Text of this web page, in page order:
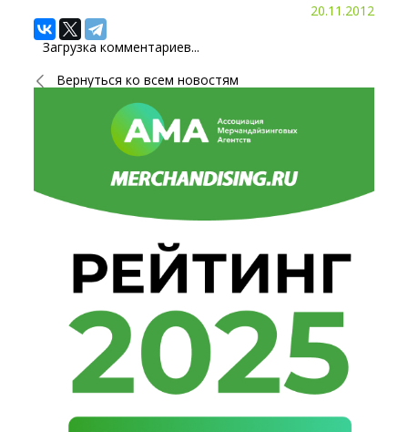
20.11.2012
Загрузка комментариев...
Вернуться ко всем новостям